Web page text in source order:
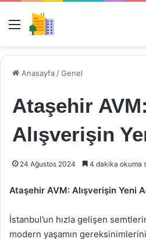
Menü
Anasayfa /Genel
Ataşehir AVM:
Alışverişin
24 Ağustos 2024 4 dakika okuma
Ataşehir AVM: Alışverişin Yeni
İstanbul’un hızla gelişen
modern yaşamın